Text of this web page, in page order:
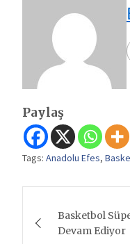
Paylaş
Tags: Anadolu Efes,
gezinmesi
Basketbol
Devam Ediyor